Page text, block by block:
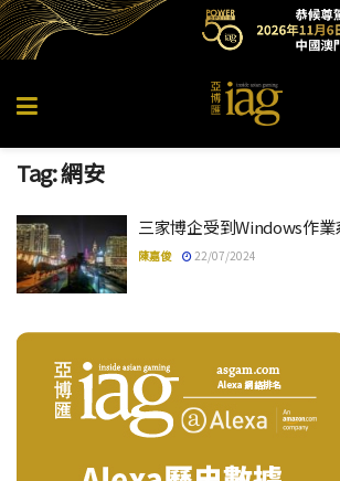
Tag:網安
三家博企受到Windows作
陳嘉俊 22/07/2024